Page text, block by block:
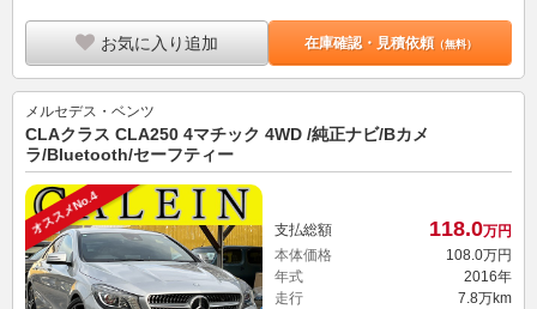
お気に入り追加 在庫確認・見積依頼（無料）
メルセデス・ベンツ
CLAクラス CLA250 4マチック 4WD /純正ナビ/Bカメ
ラ/Bluetooth/セーフティー
オススメNo.4 支払総額 118.0万円
本体価格
108. 0万円
年式
2016年
走行
7.8万km